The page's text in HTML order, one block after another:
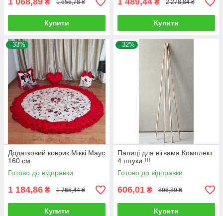
₴ 1 656,78 ₴
Купити
₴ 2 278,84 ₴
Купити
–33%
Додатковий коврик Міккі Маус
160 см
Готово до відправки
1 184,86 ₴ 1 765,44 ₴
Купити
–32%
Палиці для вігвама Комплект
4 штуки !!!
Готово до відправки
606,01 ₴ 896,89 ₴
Купити